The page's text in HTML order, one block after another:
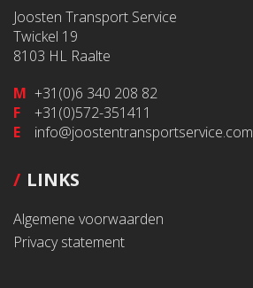
Joosten Transport Service
Twickel 19
8103 HL Raalte
M +31(0)6 340 208 82
F
+31(0)572-351411
E
info@joostentransportservice.com
LINKS
Algemene voorwaarden
Privacy statement